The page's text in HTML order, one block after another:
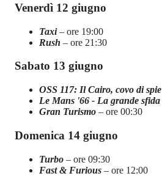
Venerdì 12 giugno
Taxi– ore 19:00
Rush – ore 21:30
Sabato 13 giugno
OSS 117: Il Cairo, covo di spie
Le Mans '66 - La grande sfida
Gran Turismo – ore 00:30
Domenica 14 giugno
Turbo – ore 09:30
Fast & Furious – ore 12:00